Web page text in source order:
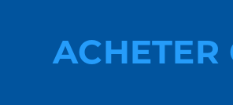
ACHETER